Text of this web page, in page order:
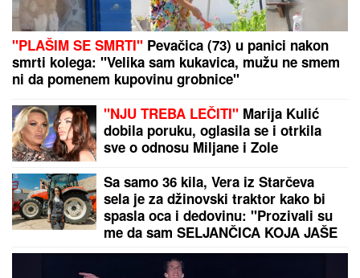
BORA SANTANA IMA OZBILJAN
BIZNIS ZA KOJI SE MALO ZNA
Pored rijalitija i voditeljstva novac
mu kaplje i od ovog posla: "Ljudi mi
dolaze svakodnevno"